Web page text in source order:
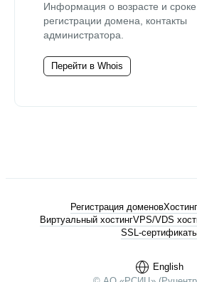
Информация о возрасте и сроке
регистрации домена, контакты
администратора.
Перейти в Whois
English
Регистрация доменов
Виртуальный хостингVPS/VDS
SSL-